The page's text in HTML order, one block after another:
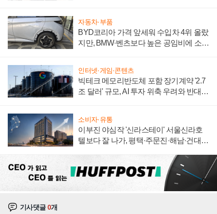
자동차·부품
BYD코리아 가격 앞세워 수입차 4위 올랐
지만, BMW·벤츠보다 높은 공임비에 소비
인터넷·게임·콘텐츠
빅테크 메모리반도체 포함 장기계약 '2.7
조 달러' 규모, AI 투자 위축 우려와 반대
소비자·유통
이부진 야심작 '신라스테이' 서울신라호
텔보다 잘 나가, 평택·주문진·해남·건대로
기사댓글0개